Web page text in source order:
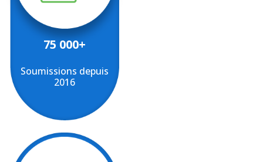
75 000+
Soumissions depuis
2016